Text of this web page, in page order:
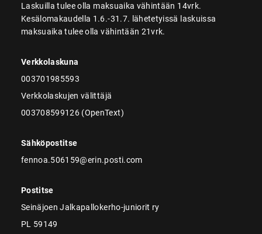
Laskuilla tulee olla maksuaika vähintään 14vrk.
Kesälomakaudella 1.6.-31.7. lähetetyissä laskuissa
maksuaika tulee olla vähintään 21vrk.
Verkkolaskuna
003701985593
Verkkolaskujen välittäjä
003708599126 (OpenText)
Sähköpostitse
fennoa.506159@erin.posti.com
Postitse
Seinäjoen Jalkapallokerho-juniorit ry
PL 59149